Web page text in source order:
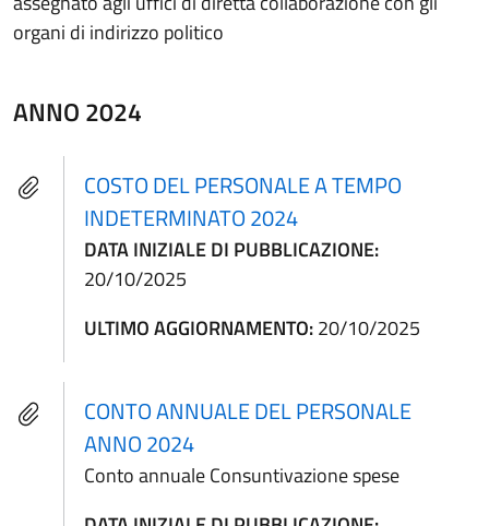
organi di indirizzo politico
ANNO 2024
COSTO DEL PERSONALE A TEMPO
INDETERMINATO 2024
DATA INIZIALE DI PUBBLICAZIONE:
20/10/2025
ULTIMO AGGIORNAMENTO:20/10/2025
CONTO ANNUALE DEL PERSONALE
ANNO 2024
Conto annuale Consuntivazione spese